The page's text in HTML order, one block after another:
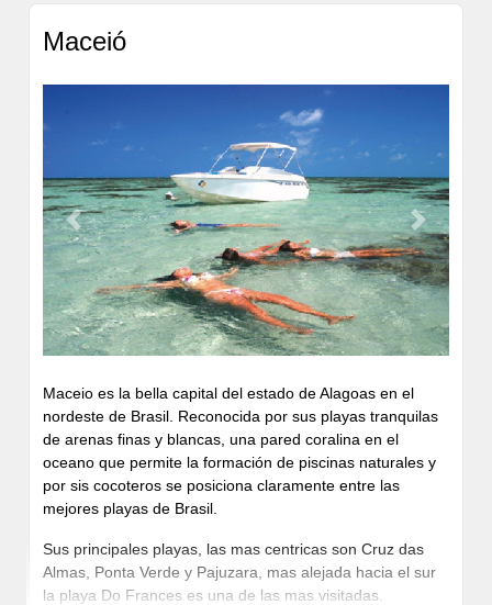
Maceió
Previous Next
Maceio es la bella capital del estado de Alagoas en el
nordeste de Brasil. Reconocida por sus playas tranquilas
de arenas finas y blancas, una pared coralina en el
oceano que permite la formación de piscinas naturales y
por sis cocoteros se posiciona claramente entre las
mejores playas de Brasil.
Sus principales playas, las mas centricas son Cruz das
Almas, Ponta Verde y Pajuzara, mas alejada hacia el sur
la playa Do Frances es una de las mas visitadas.